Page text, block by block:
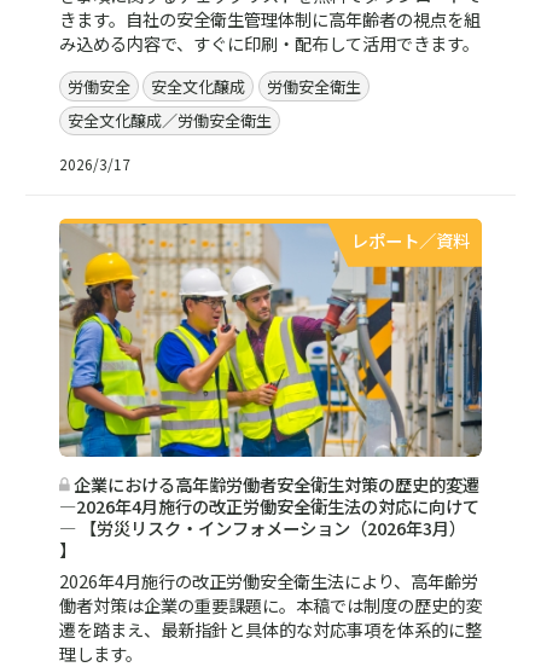
きます。自社の安全衛生管理体制に高年齢者の視点を組
み込める内容で、すぐに印刷・配布して活用できます。
労働安全 安全文化醸成
労働安全衛生
安全文化醸成／労働安全衛生
2026/3/17
レポート／資料
企業における高年齢労働者安全衛生対策の歴史的変遷
―2026年4月施行の改正労働安全衛生法の対応に向けて
― 【労災リスク・インフォメーション（2026年3月）
】
2026年4月施行の改正労働安全衛生法により、高年齢労
働者対策は企業の重要課題に。本稿では制度の歴史的変
遷を踏まえ、最新指針と具体的な対応事項を体系的に整
理します。